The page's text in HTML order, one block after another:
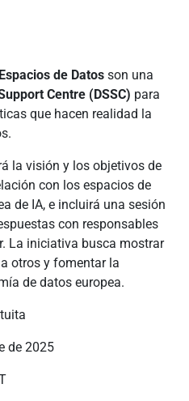
de Datos son una
Centre (DSSC) para
que hacen realidad la
la visión y los objetivos de
con los espacios de
de IA, e incluirá una sesión
con responsables
La iniciativa busca mostrar
otros y fomentar la
de datos europea.
de 2025